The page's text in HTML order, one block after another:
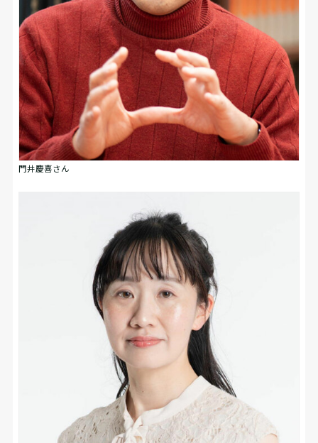
門井慶喜さん